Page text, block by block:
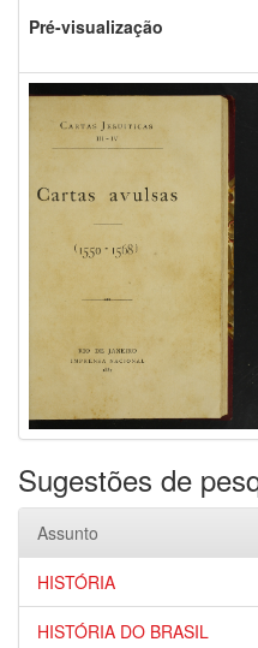
Pré-visualização
Sugestões de
Assunto
HISTÓRIA
HISTÓRIA DO BRASIL